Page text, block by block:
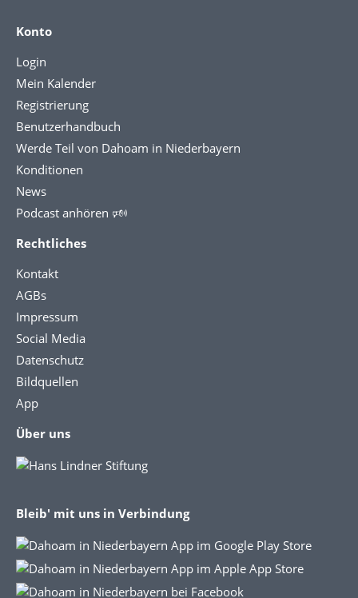
Konto
Login
Mein Kalender
Registrierung
Benutzerhandbuch
Werde Teil von Dahoam in Niederbayern
Konditionen
News
Podcast anhören 🕬
Rechtliches
Kontakt
AGBs
Impressum
Social Media
Datenschutz
Bildquellen
App
Über uns
Bleib' mit uns in Verbindung